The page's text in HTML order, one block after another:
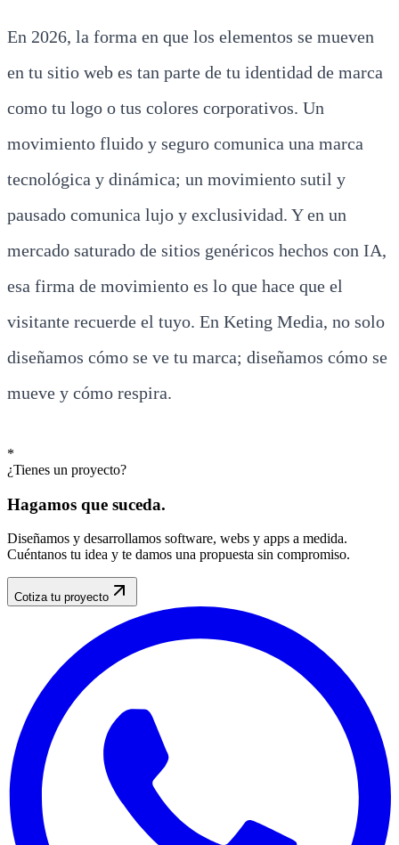
En 2026, la forma en que los elementos se mueven
en tu sitio web es tan parte de tu identidad de marca
como tu logo o tus colores corporativos. Un
movimiento fluido y seguro comunica una marca
tecnológica y dinámica; un movimiento sutil y
pausado comunica lujo y exclusividad. Y en un
mercado saturado de sitios genéricos hechos con IA,
esa firma de movimiento es lo que hace que el
visitante recuerde el tuyo. En Keting Media, no solo
diseñamos cómo se ve tu marca; diseñamos cómo se
mueve y cómo respira.
*
¿Tienes un proyecto?
Hagamos que suceda.
Diseñamos y desarrollamos software, webs y apps a medida.
Cuéntanos tu idea y te damos una propuesta sin compromiso.
Cotiza tu proyecto